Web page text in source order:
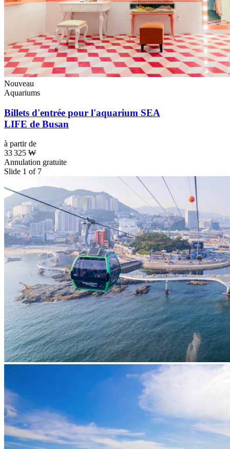
Nouveau
Aquariums
Billets d'entrée pour l'aquarium SEA
LIFE de Busan
à partir de
33 325 ₩
Annulation gratuite
Slide 1 of 7